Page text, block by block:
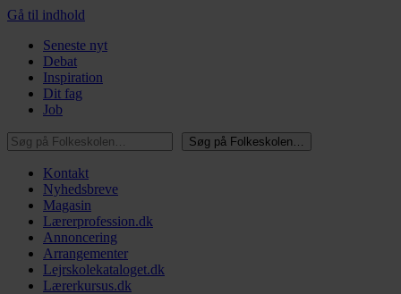
Gå til indhold
Seneste nyt
Debat
Inspiration
Dit fag
Job
Søg på Folkeskolen…
Søg på Folkeskolen…
Kontakt
Nyhedsbreve
Magasin
Lærerprofession.dk
Annoncering
Arrangementer
Lejrskolekataloget.dk
Lærerkursus.dk